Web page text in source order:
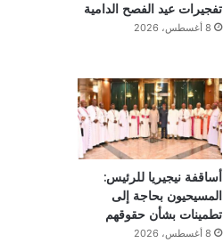
تفجيرات عيد الفصح الدامية
8 أغسطس، 2026
أساقفة نيجيريا للرئيس:
المسيحيون بحاجة إلى
تطمينات بشأن حقوقهم
8 أغسطس، 2026